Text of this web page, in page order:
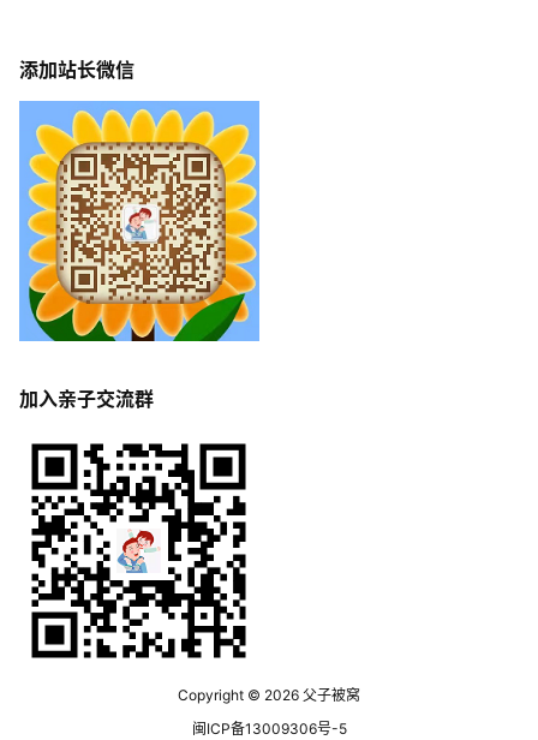
添加站长微信
加入亲子交流群
Copyright © 2026 父子被窝
闽ICP备13009306号-5